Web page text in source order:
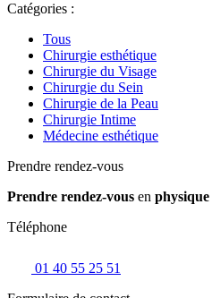
Catégories :
Tous
Chirurgie esthétique
Chirurgie du Visage
Chirurgie du Sein
Chirurgie de la Peau
Chirurgie Intime
Médecine esthétique
Prendre rendez-vous
Prendre rendez-vous en physique
Téléphone
01 40 55 25 51